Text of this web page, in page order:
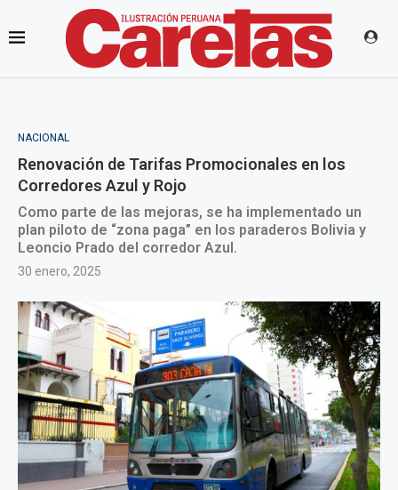
NACIONAL
Renovación de Tarifas Promocionales en los
Corredores Azul y Rojo
Como parte de las mejoras, se ha implementado un
plan piloto de “zona paga” en los paraderos Bolivia y
Leoncio Prado del corredor Azul.
30 enero, 2025